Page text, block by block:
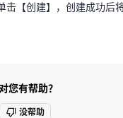
击【创建】，创建成功后
您有帮助？
没帮助